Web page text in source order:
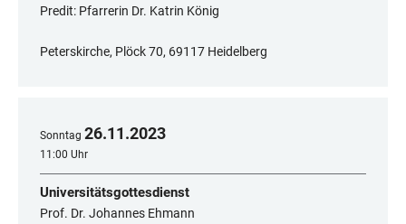
Predit: Pfarrerin Dr. Katrin König
Peterskirche, Plöck 70, 69117 Heidelberg
Sonntag 26.11.2023
11:00 Uhr
Universitätsgottesdienst
Prof. Dr. Johannes Ehmann